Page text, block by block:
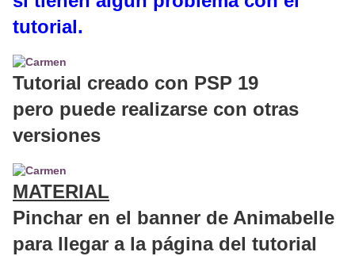
tutorial.
Tutorial creado con PSP 19
pero puede realizarse con otras
versiones
MATERIAL
Pinchar en el banner de Animabelle
para llegar a la página del tutorial